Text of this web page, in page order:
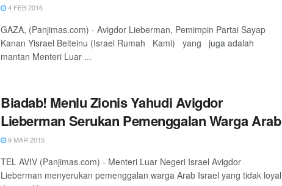
4 FEB 2016
GAZA, (Panjimas.com) - Avigdor Lieberman, Pemimpin Partai Sayap
Kanan Yisrael Beiteinu (Israel Rumah Kami) yang juga adalah
mantan Menteri Luar ...
Biadab! Menlu Zionis Yahudi Avigdor
Lieberman Serukan Pemenggalan Warga Arab
9 MAR 2015
TEL AVIV (Panjimas.com) - Menteri Luar Negeri Israel Avigdor
Lieberman menyerukan pemenggalan warga Arab Israel yang tidak loyal